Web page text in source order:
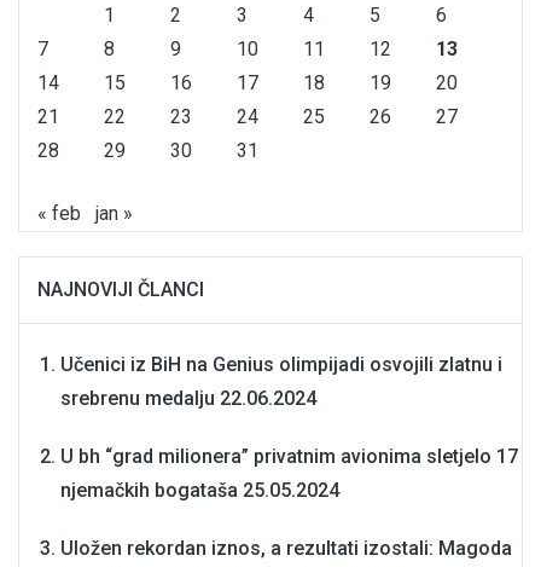
1
2 3 4 5
6
7
8 9 10 11 12
13
14
15 16 17 18 19
20
21
22 23 24 25 26
27
28
29 30 31
« feb jan »
NAJNOVIJI ČLANCI
Učenici iz BiH na Genius olimpijadi osvojili zlatnu i
srebrenu medalju 22.06.2024
U bh “grad milionera” privatnim avionima sletjelo 17
njemačkih bogataša 25.05.2024
Uložen rekordan iznos, a rezultati izostali: Magoda